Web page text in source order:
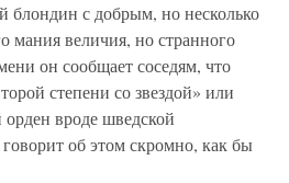
блондин с добрым, но несколько
мания величия, но странного
он сообщает соседям, что
степени со звездой» или
вроде шведской
об этом скромно, как бы